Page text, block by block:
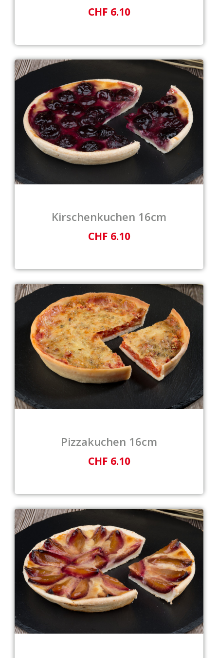
CHF 6.10
Kirschenkuchen 16cm
CHF 6.10
Pizzakuchen 16cm
CHF 6.10